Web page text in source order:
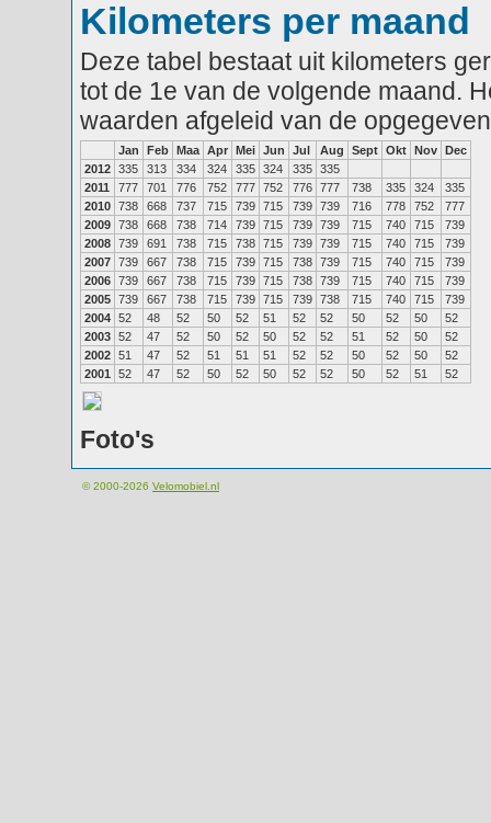
Kilometers per maand
Deze tabel bestaat uit kilometers
tot de 1e van de volgende maand.
waarden afgeleid van de
Jan Feb Maa Apr Mei Jun Jul Aug Sept Okt Nov Dec
2012 335 313 334 324 335 324 335 335
2011
777 701 776 752 777 752 776 777 738 335 324
335
2010 738 668 737 715 739 715 739 739 716 778 752
777
2009 738 668 738 714 739 715 739 739 715 740 715
739
2008 739 691 738 715 738 715 739 739 715 740 715
739
2007 739 667 738 715 739 715 738 739 715 740 715
739
2006 739 667 738 715 739 715 738 739 715 740 715
739
2005 739 667 738 715 739 715 739 738 715 740 715
739
2004 52 48 52 50 52 51 52 52 50 52 50
52
2003 52 47 52 50 52 50 52 52 51 52 50
52
2002 51 47 52 51 51 51 52 52 50 52 50
52
2001
52 47 52 50 52 50 52 52 50 52 51 52
Foto's
© 2000-2026 Velomobiel.nl